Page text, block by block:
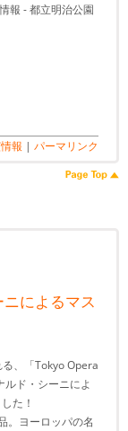
報 - 都立明治公園
報 | パーマリンク
によるマス
、「Tokyo Opera
ド・シーニによ
た！
。ヨーロッパの名